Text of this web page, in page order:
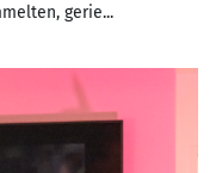
gerie...